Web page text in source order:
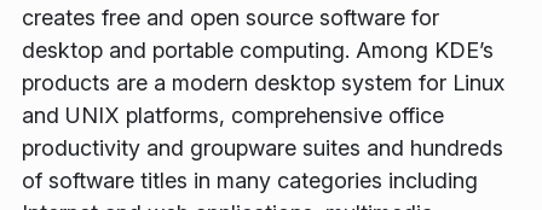
creates free and open source software for
desktop and portable computing. Among KDE’s
products are a modern desktop system for Linux
and UNIX platforms, comprehensive office
productivity and groupware suites and hundreds
of software titles in many categories including